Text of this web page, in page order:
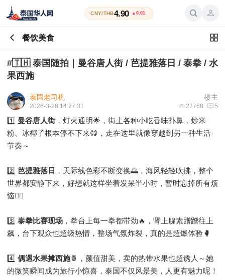
CNY/THB4.90 ▲0.01
餐饮美食
#🇹🇭 泰国随拍｜曼谷唐人街 / 芭提雅落日 / 泰拳 / 水
果西施
楼主
泰国老司机
27768 5
2026-3-28 14:27:31
1️⃣ 曼谷唐人街 ，灯火通明🌟，街上各种小吃香味扑鼻，炒米
粉、冰椰子根本停不下来😋，走在这里就像穿越到另一种生活
节奏～
2️⃣ 芭提雅落日 ，天际线色彩不断变换🌅，海风轻轻吹拂，整个
世界都安静下来，好想就这样坐着发呆半小时，暂时忘掉所有烦
恼🧘‍♂️
3️⃣ 泰拳比赛现场 ，拳台上每一拳都带劲🔥，肾上腺素蹭蹭往上
飙，台下观众也超级热情，整场气氛炸裂，真的是超燃体验🥊
4️⃣ 偶遇水果摊西施🍍，颜值甜美，卖的热带水果也超诱人～她
的微笑瞬间成为旅行小惊喜，泰国不仅风景美，人更有魅力呢！